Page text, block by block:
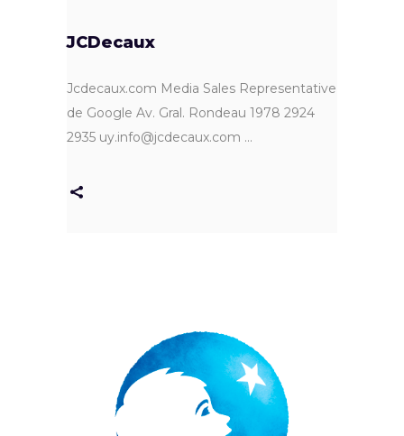
JCDecaux
Jcdecaux.com Media Sales Representative
de Google Av. Gral. Rondeau 1978 2924
2935 uy.info@jcdecaux.com